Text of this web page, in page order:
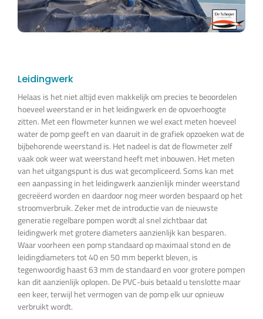
Leidingwerk
Helaas is het niet altijd even makkelijk om precies te beoordelen
hoeveel weerstand er in het leidingwerk en de opvoerhoogte
zitten. Met een flowmeter kunnen we wel exact meten hoeveel
water de pomp geeft en van daaruit in de grafiek opzoeken wat de
bijbehorende weerstand is. Het nadeel is dat de flowmeter zelf
vaak ook weer wat weerstand heeft met inbouwen. Het meten
van het uitgangspunt is dus wat gecompliceerd. Soms kan met
een aanpassing in het leidingwerk aanzienlijk minder weerstand
gecreëerd worden en daardoor nog meer worden bespaard op het
stroomverbruik. Zeker met de introductie van de nieuwste
generatie regelbare pompen wordt al snel zichtbaar dat
leidingwerk met grotere diameters aanzienlijk kan besparen.
Waar voorheen een pomp standaard op maximaal stond en de
leidingdiameters tot 40 en 50 mm beperkt bleven, is
tegenwoordig haast 63 mm de standaard en voor grotere pompen
kan dit aanzienlijk oplopen. De PVC-buis betaald u tenslotte maar
een keer, terwijl het vermogen van de pomp elk uur opnieuw
verbruikt wordt.